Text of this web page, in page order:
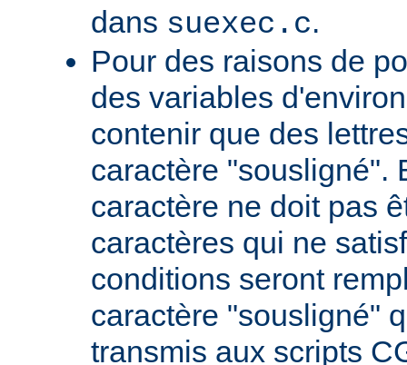
dans suexec.c.
Pour des raisons de
des variables
contenir que des
caractère "sousligné".
caractère ne doit pas
caractères qui ne
conditions seront
caractère "sousligné"
transmis aux scripts